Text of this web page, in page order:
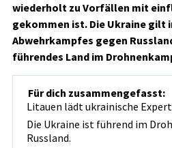
wiederholt zu Vorfällen mit
gekommen ist. Die Ukraine gilt
Abwehrkampfes gegen
führendes Land im
Für dich zusammengefasst:
Litauen lädt ukrainische
Die Ukraine ist führend im
Russland.